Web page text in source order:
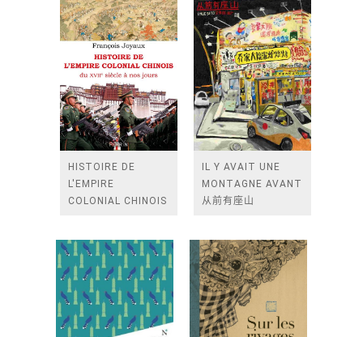
HISTOIRE DE
L'EMPIRE
COLONIAL CHINOIS
IL Y AVAIT UNE
MONTAGNE AVANT
从前有座山